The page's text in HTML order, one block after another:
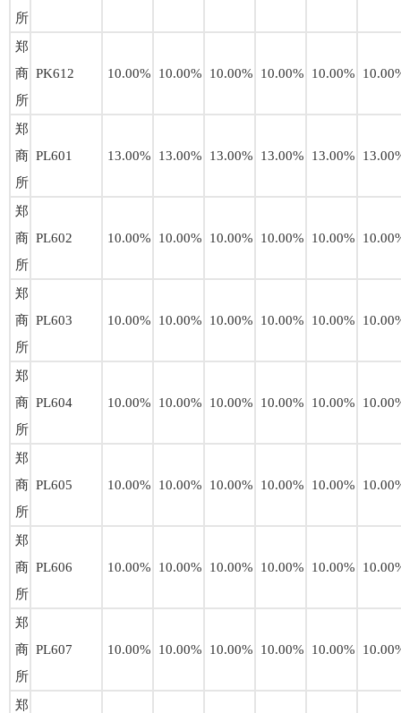
所
郑
商
所
PK612 10.00% 10.00% 10.00% 10.00% 10.00%
郑
商
所
PL601 13.00% 13.00% 13.00% 13.00% 13.00%
郑
商
所
PL602 10.00% 10.00% 10.00% 10.00% 10.00%
郑
商
所
PL603 10.00% 10.00% 10.00% 10.00% 10.00%
郑
商
所
PL604 10.00% 10.00% 10.00% 10.00% 10.00%
郑
商
所
PL605 10.00% 10.00% 10.00% 10.00% 10.00%
郑
商
所
PL606 10.00% 10.00% 10.00% 10.00% 10.00%
郑
商
所
PL607 10.00% 10.00% 10.00% 10.00% 10.00%
郑